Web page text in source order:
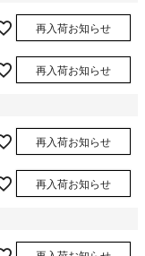
再入荷お知らせ
再入荷お知らせ
再入荷お知らせ
再入荷お知らせ